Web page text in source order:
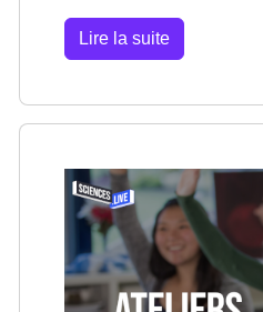
Lire la suite